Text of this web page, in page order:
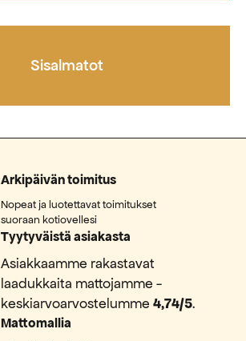
Sisalmatot
Arkipäivän toimitus
Nopeat ja luotettavat toimitukset
suoraan kotiovellesi
Tyytyväistä asiakasta
Asiakkaamme rakastavat
laadukkaita mattojamme -
keskiarvoarvostelumme4,74/5.
Mattomallia